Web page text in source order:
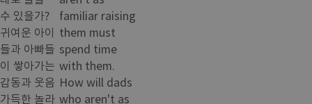
수 있을가?
귀여운 아이
들과 아빠들
이 쌓아가는
감동과 웃음
가득한 놀라
familiar raising
them must
spend time
with them.
How will dads
who aren't as